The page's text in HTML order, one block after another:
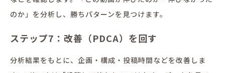
のか」を分析し、勝ちパターンを見つけます。
ステップ7：改善（PDCA）を回す
分析結果をもとに、企画・構成・投稿時間などを改善しま